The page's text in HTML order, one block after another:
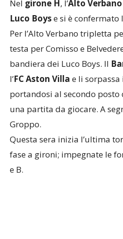
Nel girone H, l’Alto Verbano
Luco Boyse si è confermato
Per l’Alto Verbano tripletta
testa per Comisso e
bandiera dei Luco Boys. Il
l’FC Aston Villa e li sorpassa
portandosi al secondo
una partita da giocare. A
Groppo.
Questa sera inizia l’ultima
fase a gironi; impegnate le
e B.